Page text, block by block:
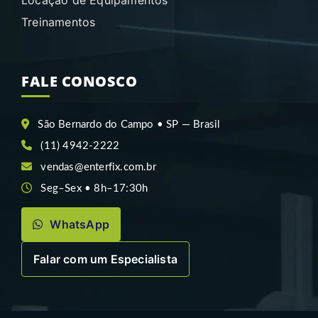
Treinamentos
FALE CONOSCO
São Bernardo do Campo • SP — Brasil
(11) 4942-2222
vendas@enterfix.com.br
Seg–Sex • 8h–17:30h
WhatsApp
Falar com um Especialista